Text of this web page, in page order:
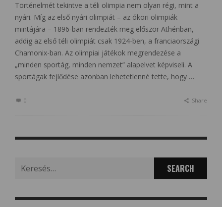
Történelmét tekintve a téli olimpia nem olyan régi, mint a
nyári. Míg az első nyári olimpiát – az ókori olimpiák
mintájára – 1896-ban rendezték meg először Athénban,
addig az első téli olimpiát csak 1924-ben, a franciaországi
Chamonix-ban. Az olimpiai játékok megrendezése a
„minden sportág, minden nemzet” alapelvet képviseli. A
sportágak fejlődése azonban lehetetlenné tette, hogy …
0 Share